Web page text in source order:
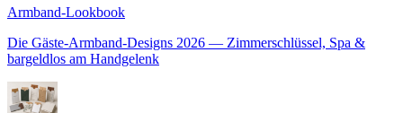
Armband-Lookbook
Die Gäste-Armband-Designs 2026 — Zimmerschlüssel, Spa &
bargeldlos am Handgelenk